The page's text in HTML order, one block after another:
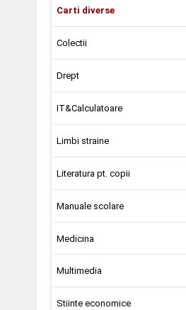
Carti diverse
Colectii
Drept
IT&Calculatoare
Limbi straine
Literatura pt. copii
Manuale scolare
Medicina
Multimedia
Stiinte economice